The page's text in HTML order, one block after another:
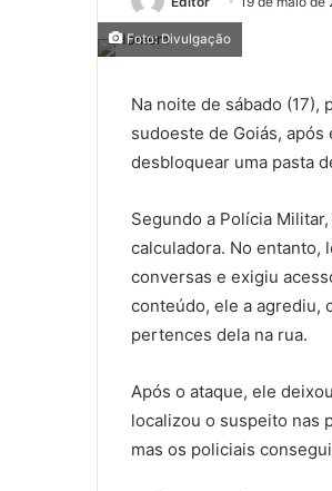
Foto: Divulgação
Na noite de sábado
sudoeste de Goiás,
desbloquear uma pasta
Segundo a Polícia
calculadora. No entanto,
conversas e exigiu
conteúdo, ele a agrediu,
pertences dela na rua.
Após o ataque, ele
localizou o suspeito nas
mas os policiais